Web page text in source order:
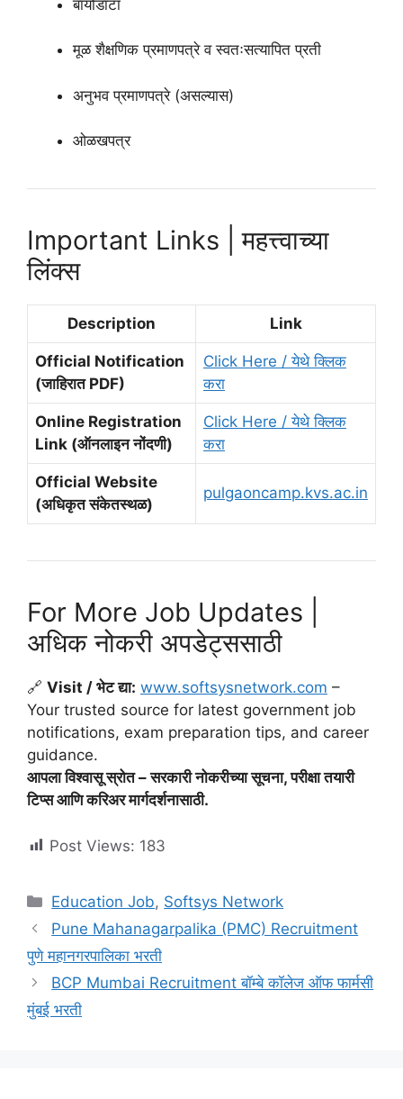
बायोडाटा
मूळ शैक्षणिक प्रमाणपत्रे व स्वतःसत्यापित प्रती
अनुभव प्रमाणपत्रे (असल्यास)
ओळखपत्र
Important Links | महत्त्वाच्या
लिंक्स
Description Link
Official Notification
(जाहिरात PDF)
Click Here / येथे क्लिक
करा
Online Registration
Link (ऑनलाइन नोंदणी)
Click Here / येथे क्लिक
करा
Official Website
(अधिकृत संकेतस्थळ)
pulgaoncamp.kvs.ac.in
For More Job Updates |
अधिक नोकरी अपडेट्ससाठी
🔗 Visit / भेट द्या: www.softsysnetwork.com –
Your trusted source for latest government job
notifications, exam preparation tips, and career
guidance.
आपला विश्वासू स्रोत – सरकारी नोकरीच्या सूचना, परीक्षा तयारी
टिप्स आणि करिअर मार्गदर्शनासाठी.
Post Views: 183
Categories
Education Job, Softsys Network
Pune Mahanagarpalika (PMC) Recruitment
पुणे महानगरपालिका भरती
BCP Mumbai Recruitment बॉम्बे कॉलेज ऑफ फार्मसी
मुंबई भरती